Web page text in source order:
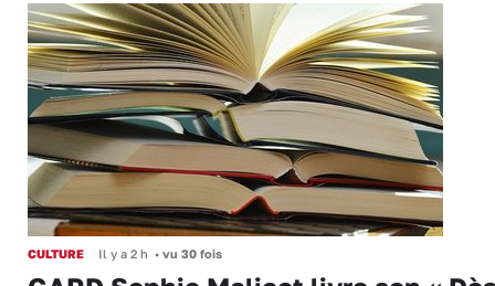
CULTURE Il y a 2 h • vu 30 fois